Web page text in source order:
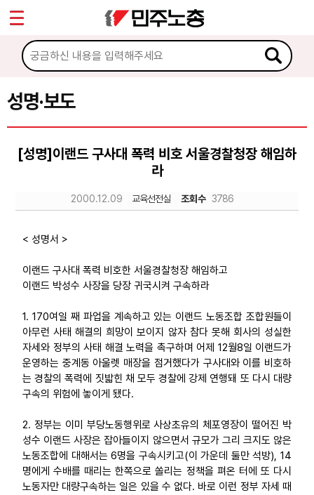
성명·보도
[성명]이랜드 구사대 폭력 비호 서울경찰청장 해임하
라
2000.12.09 교육선전실 조회수 3786
< 성명서 >
이랜드 구사대 폭력 비호한 서울경찰청장 해임하고
이랜드 박성수 사장을 당장 귀국시켜 구속하라
1. 170여일 째 파업을 계속하고 있는 이랜드 노동조합 조합원들이
아무런 사태 해결의 희망이 보이지 않자 참다 못해 회사의 성실한
자세와 정부의 사태 해결 노력을 촉구하며 어제 12월8일 이랜드가
운영하는 중계동 아울렛 매장을 점거했다가 구사대와 이를 비호하
는 경찰의 폭력에 짓밟힌 채 모두 경찰에 강제 연행돼 또 다시 대량
구속의 위험에 놓이게 됐다.
2. 정부는 이미 부당노동행위로 사상초유의 체포영장이 떨어진 박
성수 이랜드 사장은 잡아들이지 않으면서 규모가 그리 크지도 않은
노동조합에 대해서는 6명을 구속시키고(이 가운데 둘만 석방), 14
명에게 수배를 때리는 한쪽으로 쏠리는 정책을 펴온 터에 또 다시
노동자만 대량구속하는 일은 있을 수 없다. 바로 이런 정부 자세 때
마이페이지
소개
소식
공지사항
성명·보도
자료
업무
Sketchbook5, 스케치북5
Sketchbook5, 스케치북5